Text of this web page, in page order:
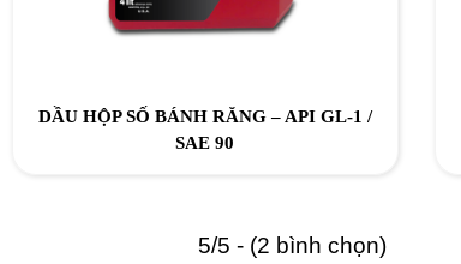
DẦU HỘP SỐ BÁNH RĂNG – API GL-1 /
SAE 90
5/5 - (2 bình chọn)